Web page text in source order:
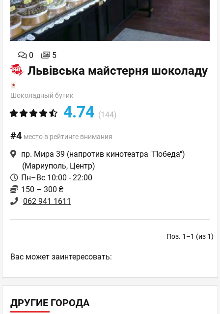
0 5
Львівська майстерня шоколаду
Шоколадный бутик
4.74 (144)
#4 место в рейтинге внимания
пр. Мира 39 (напротив кинотеатра "Победа")
(Мариуполь, Центр)
Пн–Вс 10:00 - 22:00
150 – 300 ₴
062 941 1611
Поз. 1–1 (из 1)
Ваc может заинтересовать:
ДРУГИЕ ГОРОДА